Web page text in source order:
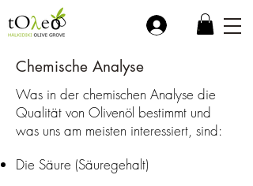
.
Chemische Analyse
Was in der chemischen Analyse die
Qualität von Olivenöl bestimmt und
was uns am meisten interessiert, sind:
Die Säure (Säuregehalt)